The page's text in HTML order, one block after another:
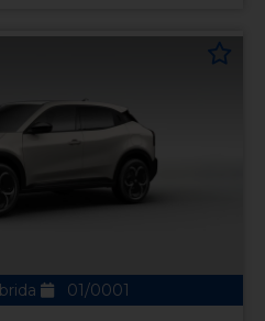
01/0001